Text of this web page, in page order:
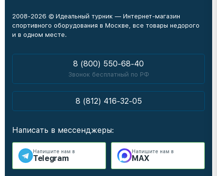
2008-2026 © Идеальный турник — Интернет-магазин
спортивного оборудования в Москве, все товары недорого
и в одном месте.
8 (800) 550-68-40
Звонок бесплатный по РФ
8 (812) 416-32-05
Написать в мессенджеры:
Напишите нам в
Telegram
Напишите нам в
MAX